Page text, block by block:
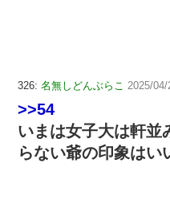
326: 名無しどんぶらこ 2025/
>>54
いまは女子大は軒並
らない爺の印象はい